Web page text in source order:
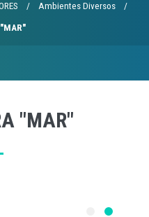
/ Ambientes Diversos /
"MAR"